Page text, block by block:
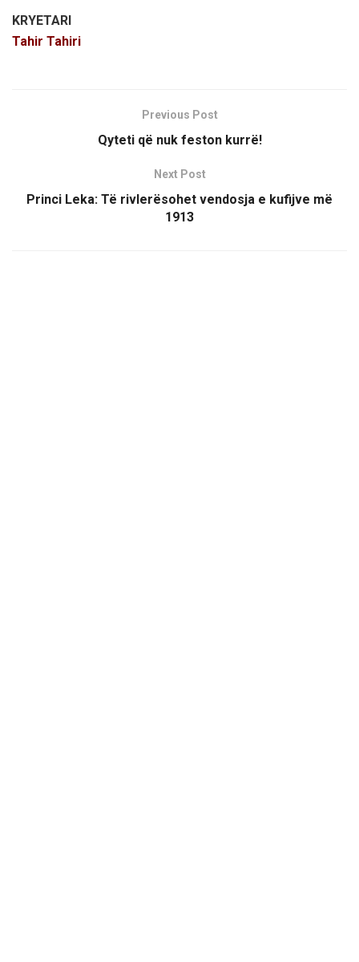
KRYETARI
Tahir Tahiri
Previous Post
Qyteti që nuk feston kurrë!
Next Post
Princi Leka: Të rivlerësohet vendosja e kufijve më
1913